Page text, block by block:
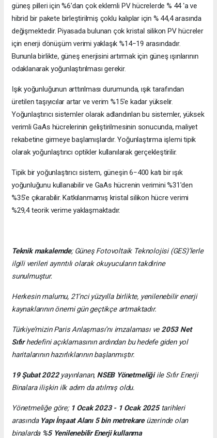
güneş pilleri için %6'dan çok eklemli PV hücrelerde % 44 'a ve
hibrid bir pakete birleştirilmiş çoklu kalıplar için % 44,4 arasında
değişmektedir. Piyasada bulunan çok kristal silikon PV hücreler
için enerji dönüşüm verimi yaklaşık %14−19 arasındadır.
Bununla birlikte, güneş enerjisini artırmak için güneş ışınlarının
odaklanarak yoğunlaştırılması gerekir.
Işık yoğunluğunun arttırılması durumunda, ışık tarafından
üretilen taşıyıcılar artar ve verim %15'e kadar yükselir.
Yoğunlaştırıcı sistemler olarak adlandırılan bu sistemler, yüksek
verimli GaAs hücrelerinin geliştirilmesinin sonucunda, maliyet
rekabetine girmeye başlamışlardır. Yoğunlaştırma işlemi tipik
olarak yoğunlaştırıcı optikler kullanılarak gerçekleştirilir.
Tipik bir yoğunlaştırıcı sistem, güneşin 6−400 katı bir ışık
yoğunluğunu kullanabilir ve GaAs hücrenin verimini %31'den
%35'e çıkarabilir. Katkılanmamış kristal silikon hücre verimi
%29,4 teorik verime yaklaşmaktadır.
Teknik makalemde; Güneş Fotovoltaik Teknolojisi (GES)’lerle
ilgili verileri ayrıntılı olarak okuyucuların takdirine
sunulmuştur.
Herkesin malumu, 21’nci yüzyılla birlikte, yenilenebilir enerji
kaynaklarının önemi gün geçtikçe artmaktadır.
Türkiye’mizin Paris Anlaşması’nı imzalaması ve2053 Net
Sıfırhedefini açıklamasının ardından bu hedefe giden yol
haritalarının hazırlıklarının başlanmıştır.
19 Şubat 2022 yayınlanan, NSEB Yönetmeliğiile Sıfır Enerji
Binalara ilişkin ilk adım da atılmış oldu.
Yönetmeliğe göre; 1 Ocak 2023 - 1 Ocak 2025 tarihleri
arasında Yapı İnşaat Alanı 5 bin metrekare üzerinde olan
binalarda%5 Yenilenebilir Enerji kullanma